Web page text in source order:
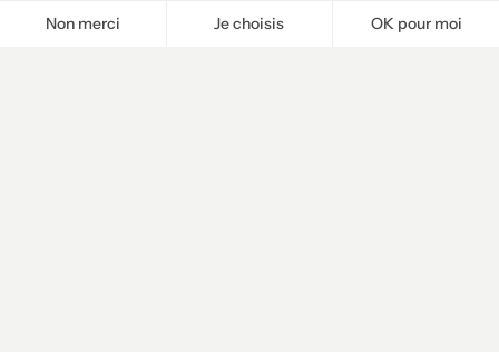
Non merci Je choisis OK pour moi